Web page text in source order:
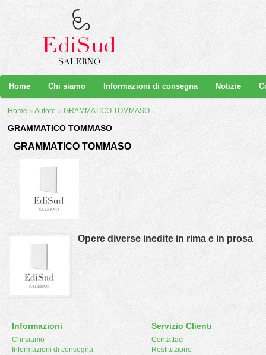
Home Chi siamo Informazioni di consegna Notizie
Home » Autore » GRAMMATICO TOMMASO
GRAMMATICO TOMMASO
GRAMMATICO TOMMASO
Opere diverse inedite in rima e in prosa
Informazioni
Chi siamo
Informazioni di consegna
Servizio Clienti
Contattaci
Restituzione